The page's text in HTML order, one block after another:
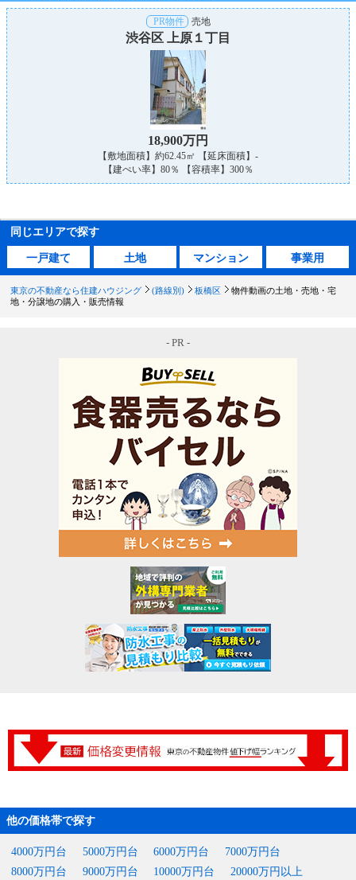
PR物件 売地
渋谷区 上原１丁目
18,900万円
【敷地面積】約62.45㎡ 【延床面積】-
【建ぺい率】80％ 【容積率】300％
同じエリアで探す
一戸建て 土地 マンション 事業用
東京の不動産なら住建ハウジング (路線別) 板橋区
物件動画の土地・売地・宅
地・分譲地の購入・販売情報
- PR -
他の価格帯で探す
4000万円台 5000万円台 6000万円台
7000万円台
8000万円台
9000万円台 10000万円台 20000万円以上